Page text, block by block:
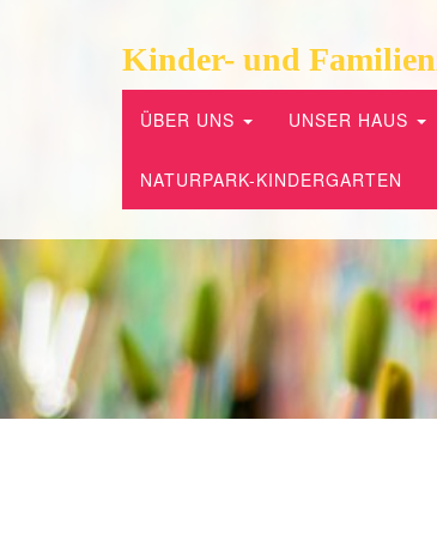
Kinder- und
ÜBER UNS UNSER HAUS
NATURPARK-KINDERGARTEN